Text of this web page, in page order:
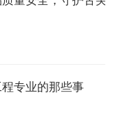
专业的那些事